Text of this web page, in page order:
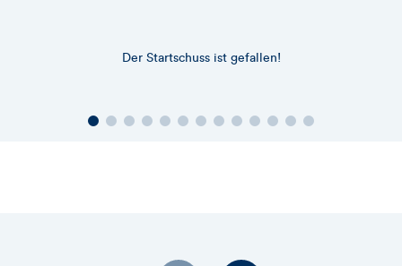
Der Startschuss ist gefallen!